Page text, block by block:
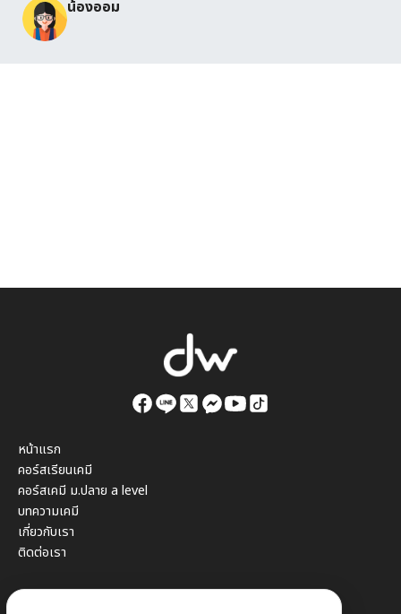
น้องออม
หน้าแรก
คอร์สเรียนเคมี
คอร์สเคมี ม.ปลาย a level
บทความเคมี
เกี่ยวกับเรา
ติดต่อเรา